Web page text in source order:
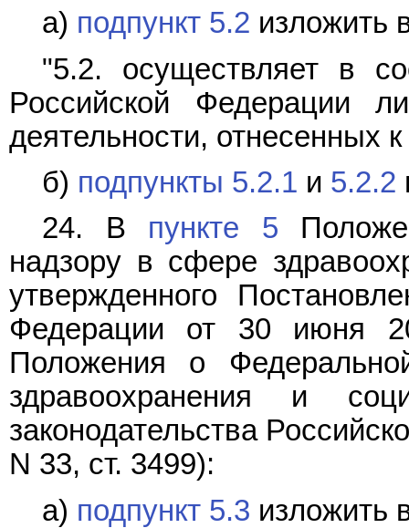
а) подпункт 5.2 изложить
"5.2. осуществляет в
Российской Федерации
деятельности, отнесенных
б) подпункты 5.2.1 и 5.2.2
24. В пункте 5
надзору в сфере
утвержденного
Федерации от 30 июня
Положения о
здравоохранения и
законодательства
N 33, ст. 3499):
а) подпункт 5.3 изложить